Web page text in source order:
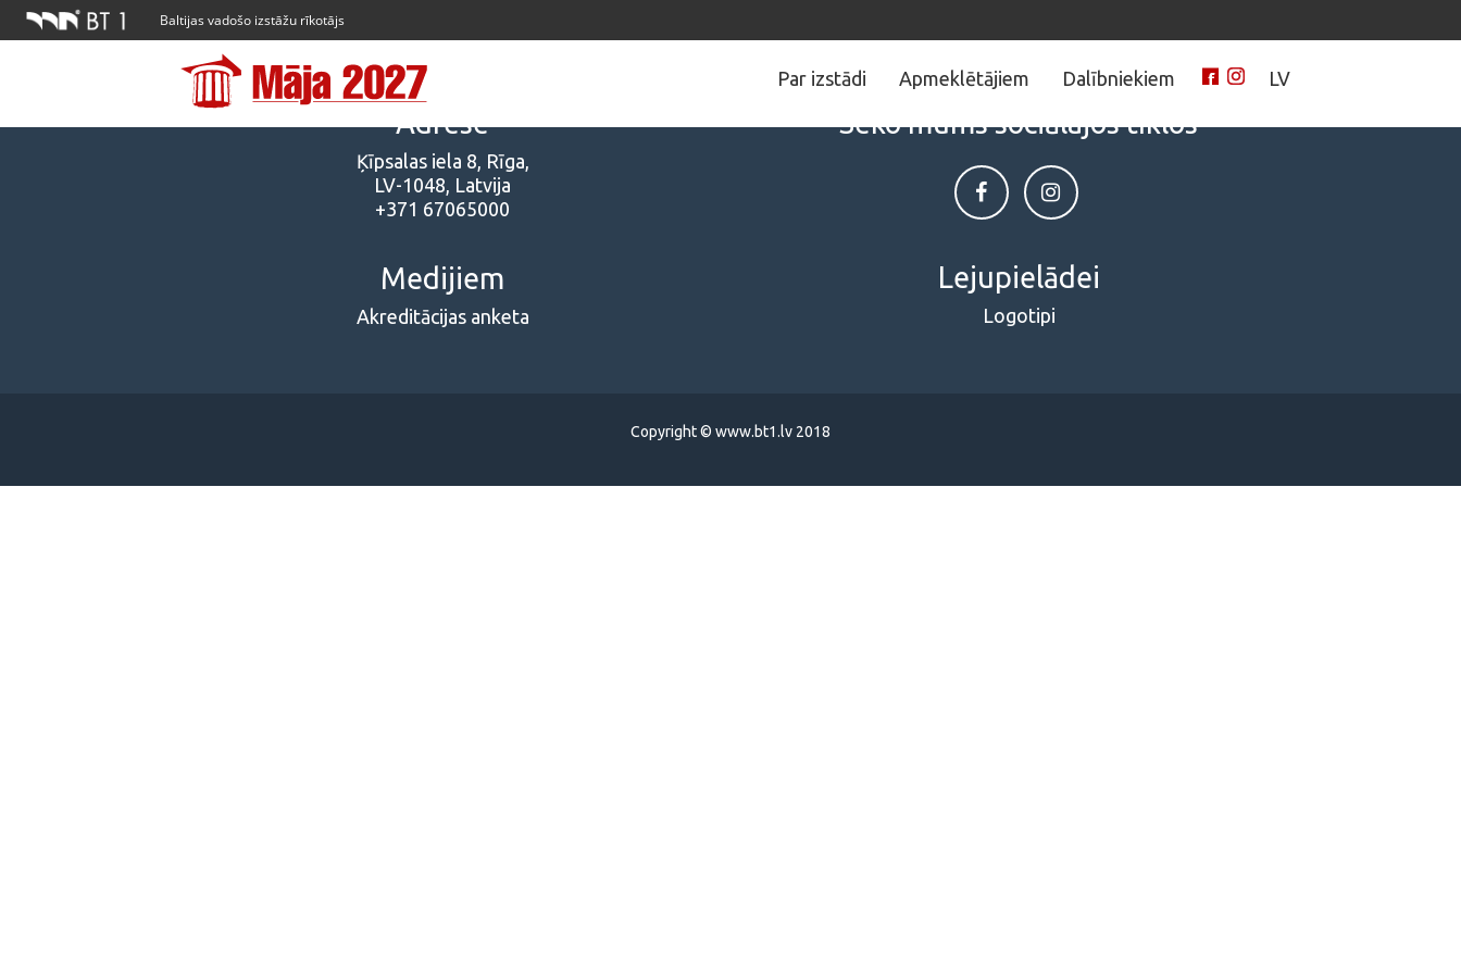
Baltijas vadošo izstāžu rīkotājs
Par izstādi Apmeklētājiem Dalībniekiem LV
Adrese
Ķīpsalas iela 8, Rīga,
LV-1048, Latvija
+371 67065000
Medijiem
Akreditācijas anketa
Seko mums sociālajos tīklos
Lejupielādei
Logotipi
Copyright © www.bt1.lv 2018